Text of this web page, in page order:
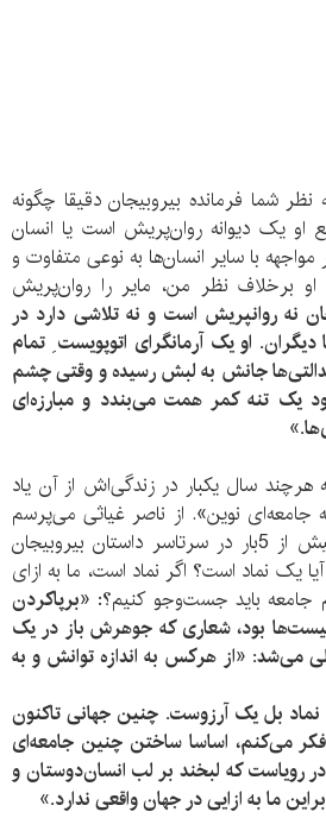
نظر شما فرمانده بیروبیجان دقیقا چگونه
او یک دیوانه روان‌پریش است یا انسان
با سایر انسان‌ها به نوعی متفاوت و
برخلاف نظر من، مایر را روان‌پریش
نه روانپریش است و نه تلاشی دارد در
او یک آرمانگرای اتوپویست ِ تمام
جانش به لبش رسیده و وقتی چشم
یک تنه کمر همت می‌بندد و مبارزه‌ای
هرچند سال یکبار در زندگی‌اش از آن یاد
جامعه‌ای نوین». از ناصر غیاثی می‌پرسم
آیا این جامعه نوین که بیش از 5بار در سرتاسر داستان بیروبیجان
یک نماد است؟ اگر نماد است، ما به ازای
جامعه باید جست‌وجو کنیم؟: «برپاکردن
بود، شعاری که جوهرش باز در یک
می‌شد: «از هرکس به اندازه توانش و به
نماد بل یک آرزوست. چنین جهانی تاکنون
می‌کنم، اساسا ساختن چنین جامعه‌ای
رویاست که لبخند بر لب انسان‌دوستان و
ما به ازایی در جهان واقعی ندارد.»